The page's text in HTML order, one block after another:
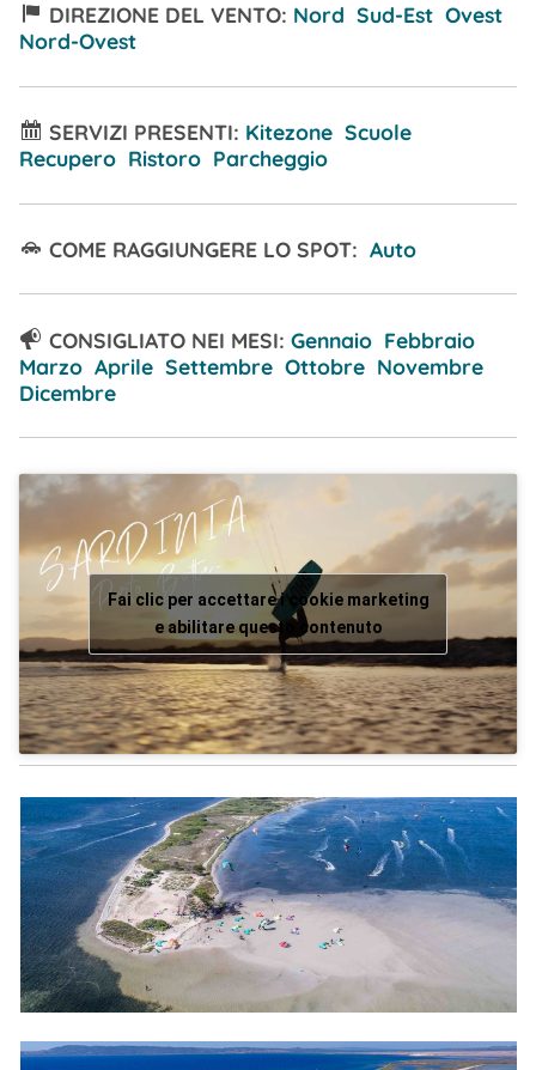
DIREZIONE DEL VENTO: Nord Sud-Est Ovest
Nord-Ovest
SERVIZI PRESENTI: Kitezone Scuole
Recupero Ristoro Parcheggio
COME RAGGIUNGERE LO SPOT: Auto
CONSIGLIATO NEI MESI: Gennaio Febbraio
Marzo Aprile Settembre Ottobre Novembre
Dicembre
Fai clic per accettare i cookie marketing
e abilitare questo contenuto